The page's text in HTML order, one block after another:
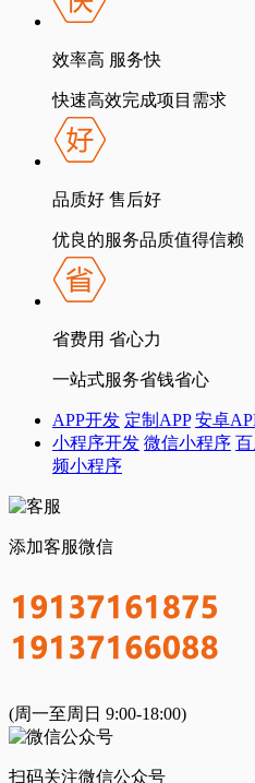
效率高 服务快
快速高效完成项目需求
品质好 售后好
优良的服务品质值得信赖
省费用 省心力
一站式服务省钱省心
APP开发 定制APP 安卓
小程序开发 微信小程序
频小程序
添加客服微信
(周一至周日 9:00-18:00)
扫码关注微信公众号